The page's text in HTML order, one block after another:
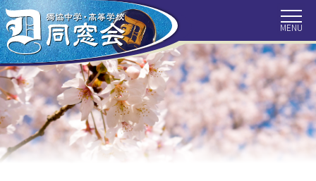
HOME トピックス
いて
会長挨拶 事務局より
会報
クラス会だ
より
獨協ぶらり
旅
目で見る獨
協百年